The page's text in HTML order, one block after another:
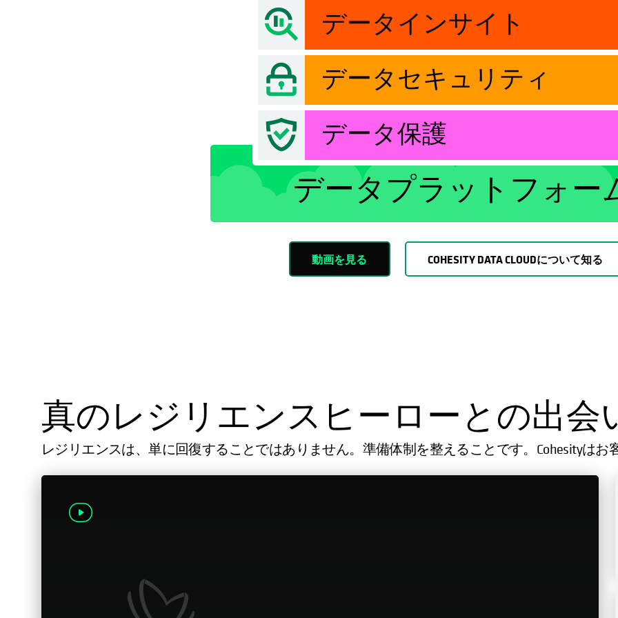
データインサイト
データセキュリティ
データ保護
データプラットフォー
動画を見る COHESITY DATA CLOUDについて知る
真のレジリエンスヒーローとの出会
レジリエンスは、単に回復することではありません。準備体制を整えることです。Cohesityは